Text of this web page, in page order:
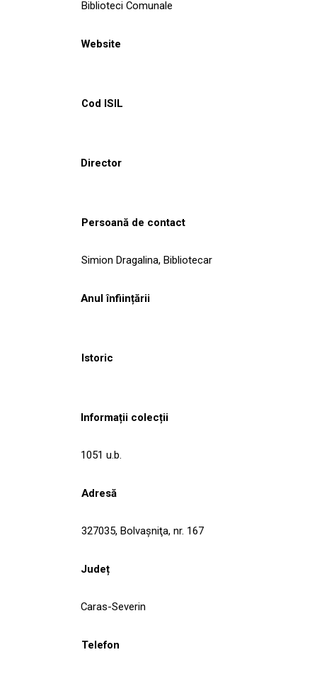
Biblioteci Comunale
Website
Cod ISIL
Director
Persoană de contact
Simion Dragalina, Bibliotecar
Anul înființării
Istoric
Informații colecții
1051 u.b.
Adresă
327035, Bolvaşniţa, nr. 167
Județ
Caras-Severin
Telefon